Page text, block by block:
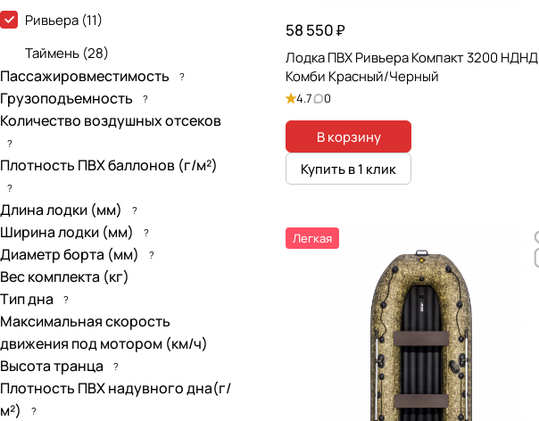
58 550 ₽
Лодка ПВХ Ривьера Компакт 3200 НДНД
Комби Красный/Черный
4.7 0
В корзину
Купить в 1 клик
Легкая
Ривьера (11)
Таймень (28)
Пассажировместимость ?
Грузоподъемность ?
Количество воздушных отсеков
?
Плотность ПВХ баллонов (г/м²)
?
Длина лодки (мм) ?
Ширина лодки (мм) ?
Диаметр борта (мм) ?
Вес комплекта (кг)
Тип дна
?
Максимальная скорость
движения под мотором (км/ч)
Высота транца
?
Плотность ПВХ надувного дна(г/
м²)
?